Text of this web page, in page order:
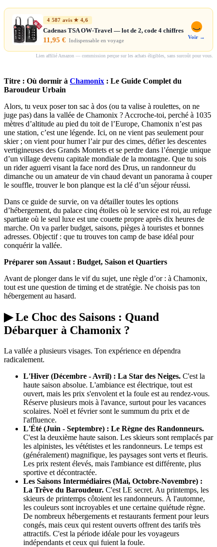
4 587 avis ★ 4,6
Cadenas TSA OW-Travel — lot de 2, code 4 chiffres
11,95 € Indispensable en voyage
Voir →
Lien affilié Amazon — commission perçue sur les achats éligibles, sans surcoût pour vous.
Titre : Où dormir à Chamonix : Le Guide Complet du
Baroudeur Urbain
Alors, tu veux poser ton sac à dos (ou ta valise à roulettes, on ne
juge pas) dans la vallée de Chamonix ? Accroche-toi, perché à 1035
mètres d’altitude au pied du toit de l’Europe, Chamonix n’est pas
une station, c’est une légende. Ici, on ne vient pas seulement pour
skier ; on vient pour humer l’air pur des cimes, défier les descentes
vertigineuses des Grands Montets et se perdre dans l’énergie unique
d’un village devenu capitale mondiale de la montagne. Que tu sois
un rider aguerri visant la face nord des Drus, un randonneur du
dimanche ou un amateur de vin chaud devant un panorama à couper
le souffle, trouver le bon planque est la clé d’un séjour réussi.
Dans ce guide de survie, on va détailler toutes les options
d’hébergement, du palace cinq étoiles où le service est roi, au refuge
spartiate où le seul luxe est une couette propre après dix heures de
marche. On va parler budget, saisons, pièges à touristes et bonnes
adresses. Objectif : que tu trouves ton camp de base idéal pour
conquérir la vallée.
Préparer son Assaut : Budget, Saison et Quartiers
Avant de plonger dans le vif du sujet, une règle d’or : à Chamonix,
tout est une question de timing et de stratégie. Ne choisis pas ton
hébergement au hasard.
▶ Le Choc des Saisons : Quand
Débarquer à Chamonix ?
La vallée a plusieurs visages. Ton expérience en dépendra
radicalement.
L'Hiver (Décembre - Avril) : La Star des Neiges. C'est la
haute saison absolue. L'ambiance est électrique, tout est
ouvert, mais les prix s'envolent et la foule est au rendez-vous.
Réserve plusieurs mois à l'avance, surtout pour les vacances
scolaires. Noël et février sont le summum du prix et de
l'affluence.
L'Été (Juin - Septembre) : Le Règne des Randonneurs.
C'est la deuxième haute saison. Les skieurs sont remplacés par
les alpinistes, les vététistes et les randonneurs. Le temps est
(généralement) magnifique, les paysages sont verts et fleuris.
Les prix restent élevés, mais l'ambiance est différente, plus
sportive et décontractée.
Les Saisons Intermédiaires (Mai, Octobre-Novembre) :
La Trêve du Baroudeur. C'est LE secret. Au printemps, les
skieurs de printemps côtoient les randonneurs. À l'automne,
les couleurs sont incroyables et une certaine quiétude règne.
De nombreux hébergements et restaurants ferment pour leurs
congés, mais ceux qui restent ouverts offrent des tarifs très
attractifs. C'est la période idéale pour les voyageurs
indépendants et ceux qui fuient la foule.